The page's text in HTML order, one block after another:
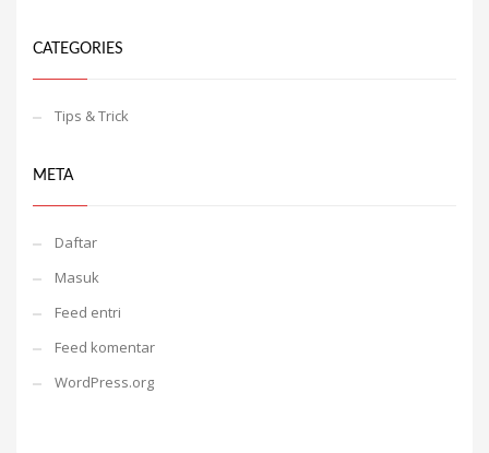
CATEGORIES
Tips & Trick
META
Daftar
Masuk
Feed entri
Feed komentar
WordPress.org